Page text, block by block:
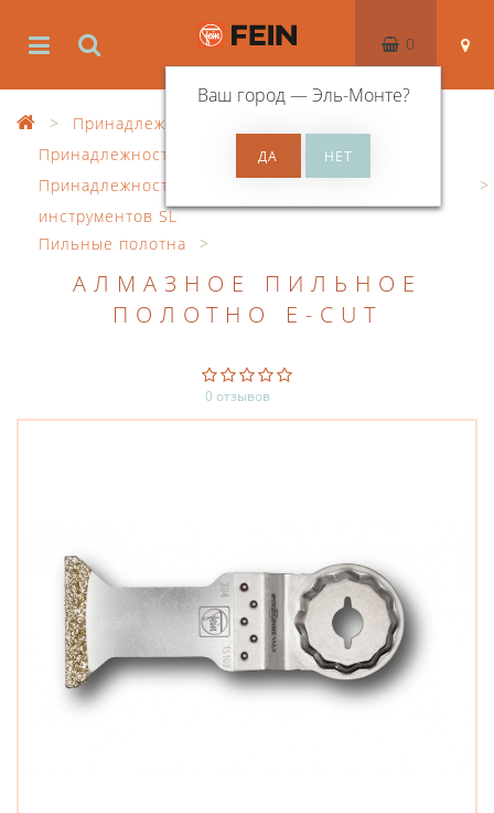
Ваш город —Эль-Монте?
0
Принадлежности
Принадлежности к осцил. инструменту
Принадлежности для осциллирующих
инструментов SL
Пильные полотна
АЛМАЗНОЕ ПИЛЬНОЕ
ПОЛОТНО E-CUT
0 отзывов